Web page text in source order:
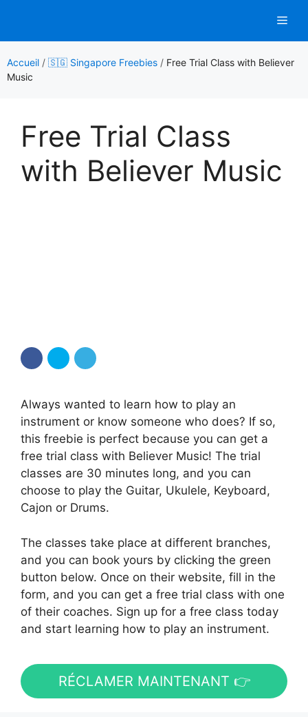
contenu
Accueil / 🇸🇬 Singapore Freebies / Free Trial Class with Believer
Music
Free Trial Class
with Believer Music
Always wanted to learn how to play an
instrument or know someone who does? If so,
this freebie is perfect because you can get a
free trial class with Believer Music! The trial
classes are 30 minutes long, and you can
choose to play the Guitar, Ukulele, Keyboard,
Cajon or Drums.
The classes take place at different branches,
and you can book yours by clicking the green
button below. Once on their website, fill in the
form, and you can get a free trial class with one
of their coaches. Sign up for a free class today
and start learning how to play an instrument.
RÉCLAMER MAINTENANT 👉